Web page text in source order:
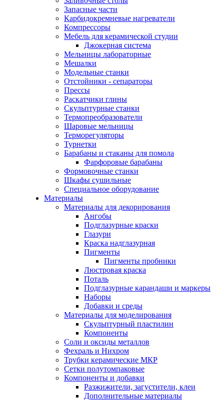
Запасные части
Карбидокремневые нагреватели
Компрессоры
Мебель для керамической студии
Джокерная система
Мельницы лабораторные
Мешалки
Модельные станки
Отстойники - сепараторы
Прессы
Раскатчики глины
Скульптурные станки
Термопреобразователи
Шаровые мельницы
Терморегуляторы
Турнетки
Барабаны и стаканы для помола
Фарфоровые барабаны
Формовочные станки
Шкафы сушильные
Специальное оборудование
Материалы
Материалы для декорирования
Ангобы
Подглазурные краски
Глазури
Краска надглазурная
Пигменты
Пигменты пробники
Люстровая краска
Поталь
Подглазурные карандаши и маркеры
Наборы
Добавки и среды
Материалы для моделирования
Скульптурный пластилин
Компоненты
Соли и оксиды металлов
Фехраль и Нихром
Трубки керамические МКР
Сетки полутомпаковые
Компоненты и добавки
Разжижители, загустители, клеи
Дополнительные материалы